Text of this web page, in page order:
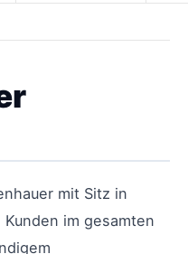
mit Sitz in
im gesamten